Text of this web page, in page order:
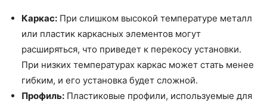
Каркас: При слишком высокой температуре металл
или пластик каркасных элементов могут
расширяться, что приведет к перекосу установки.
При низких температурах каркас может стать менее
гибким, и его установка будет сложной.
Профиль: Пластиковые профили, используемые для